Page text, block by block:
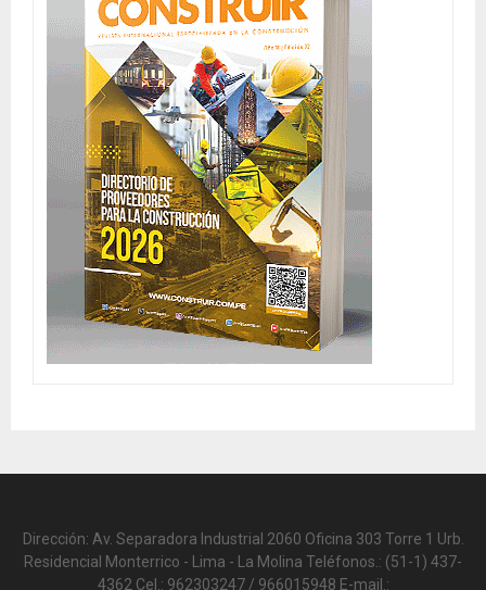
Dirección: Av. Separadora Industrial 2060 Oficina 303 Torre 1 Urb.
Residencial Monterrico - Lima - La Molina Teléfonos.: (51-1) 437-
4362 Cel.: 962303247 / 966015948 E-mail.: